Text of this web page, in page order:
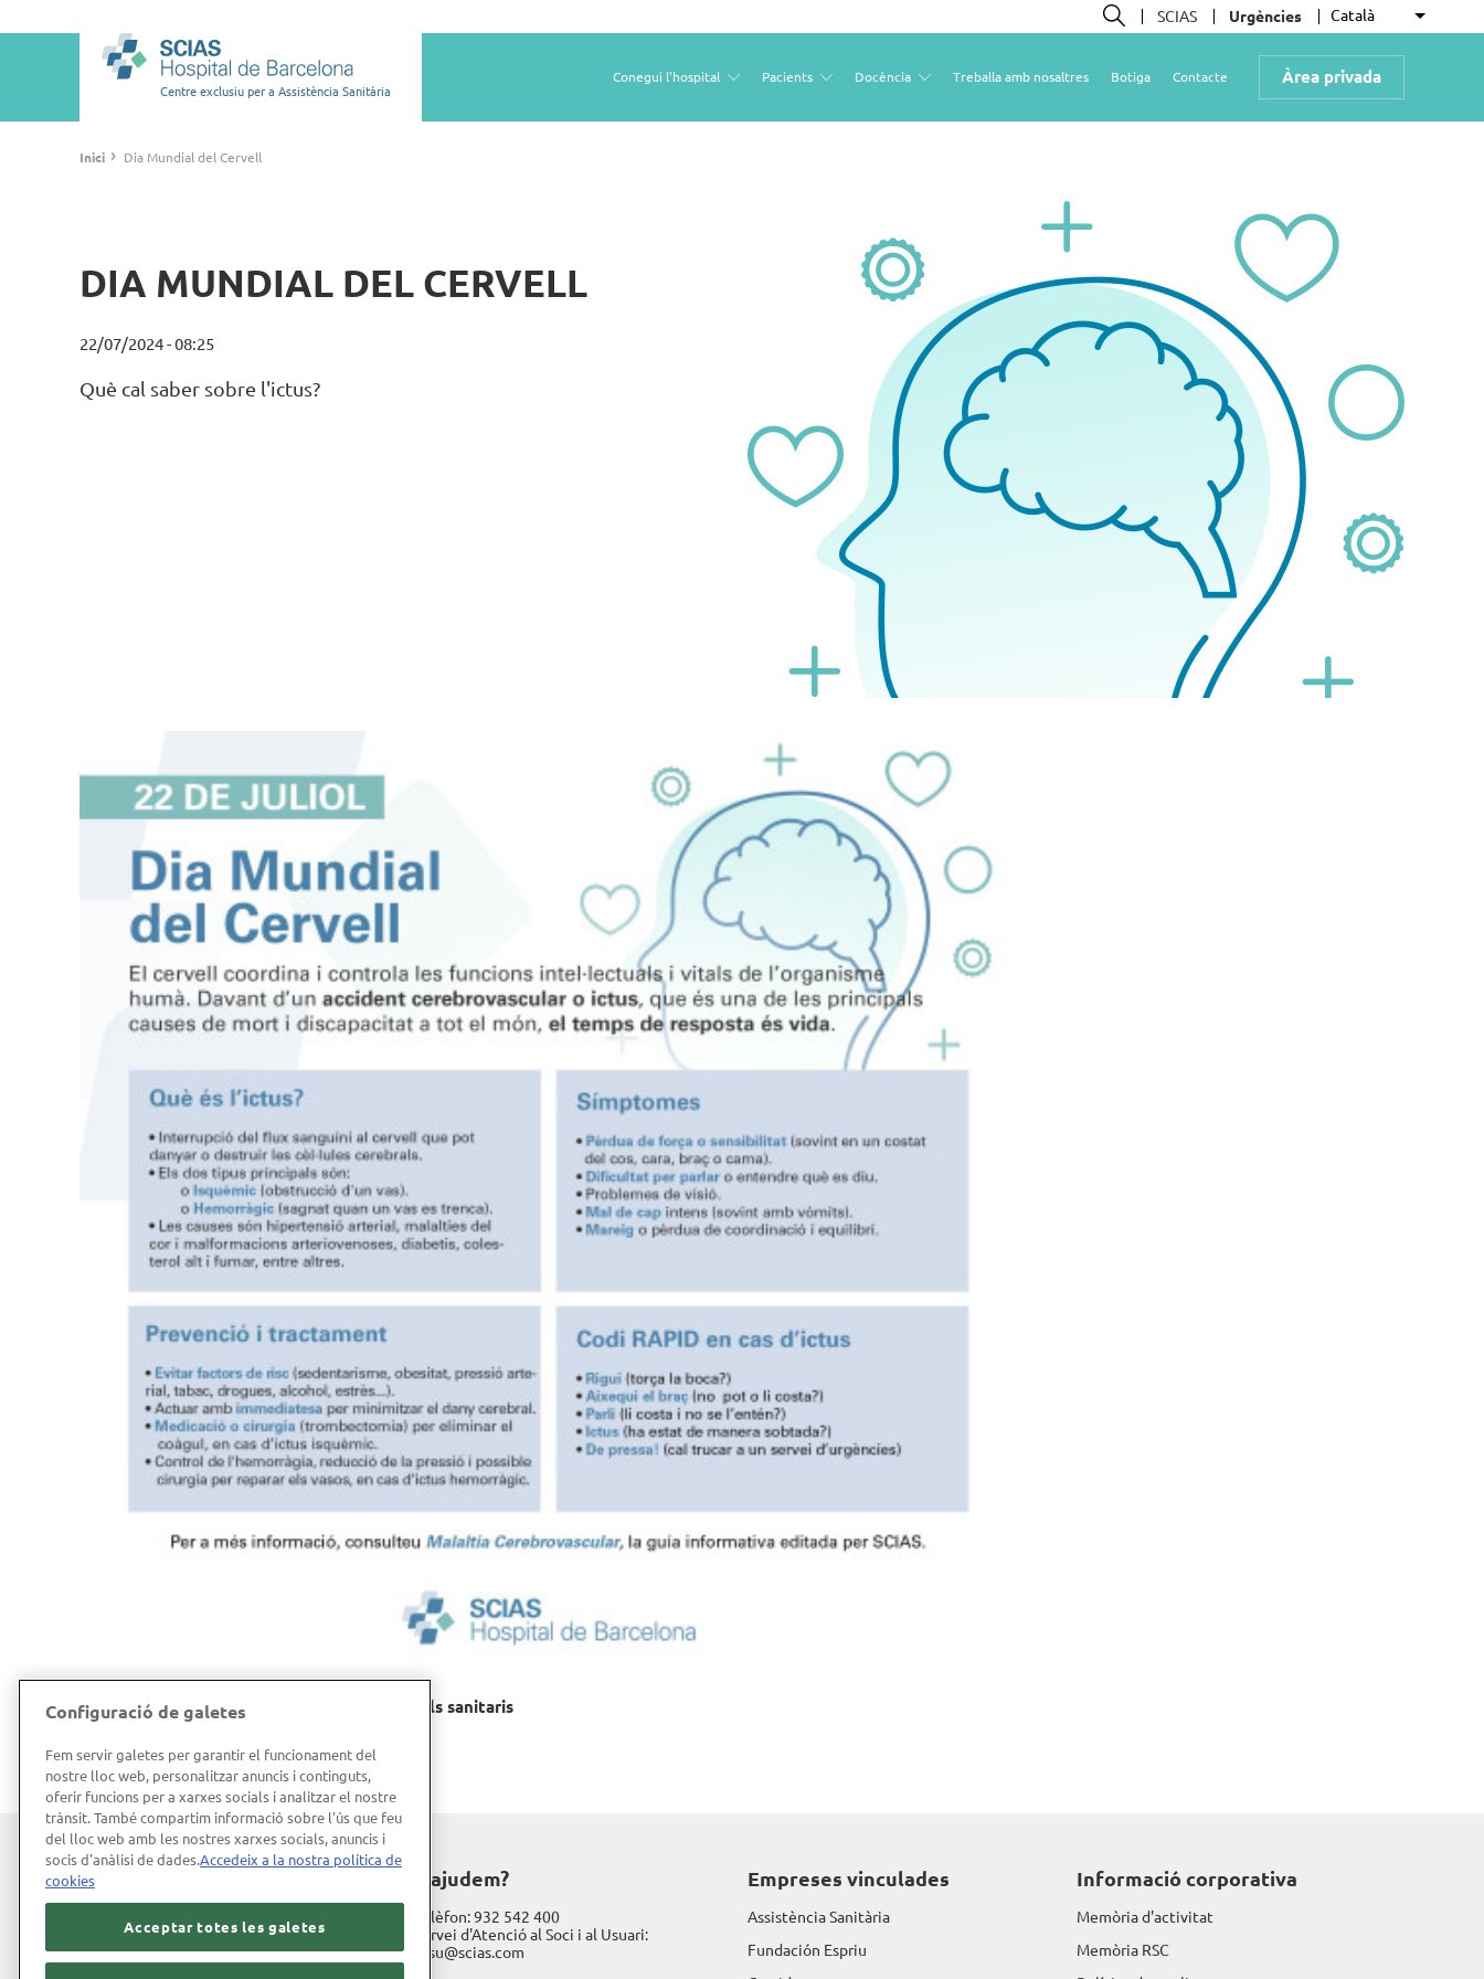
al
Cerca
SCIAS Urgències Català Llista
Centre exclusiu per a Assistència Sanitària
Àrea privada
Main
navigation
Conegui l'hospital Pacients Docència Treballa amb nosaltres Botiga Contacte
Fil
Inici › Dia Mundial del Cervell
DIA MUNDIAL DEL CERVELL
22/07/2024 - 08:25
Què cal saber sobre l'ictus?
Guia informativa SCIAS de malalties i consells sanitaris
Hospital de Barcelona
08034 Barcelona
Treballa amb nosaltres
T'ajudem?
Telèfon:932 542 400
Servei d'Atenció al Soci i al Usuari:
sasu@scias.com
Empreses vinculades
Assistència Sanitària
Fundación Espriu
Informació corporativa
Memòria d'activitat
Memòria RSC
Configuració de galetes
Fem servir galetes per garantir el funcionament del
nostre lloc web, personalitzar anuncis i continguts,
oferir funcions per a xarxes socials i analitzar el nostre
trànsit. També compartim informació sobre l'ús que feu
del lloc web amb les nostres xarxes socials, anuncis i
socis d'anàlisi de dades.Accedeix a la nostra política de
cookies
Acceptar totes les galetes